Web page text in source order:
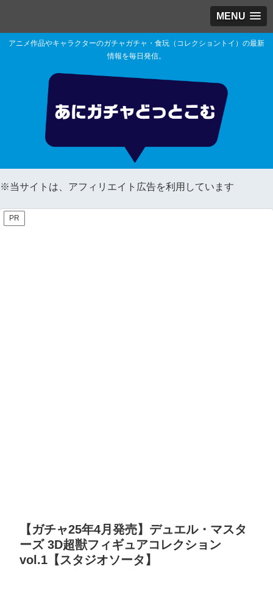
MENU
アニメ作品やキャラクターのガチャガチャ・食玩（コレクショントイ）の最新
情報を毎日発信。
※当サイトは、アフィリエイト広告を利用しています
PR
【ガチャ25年4月発売】デュエル・マスタ
ーズ 3D超獣フィギュアコレクション
vol.1【スタジオソータ】